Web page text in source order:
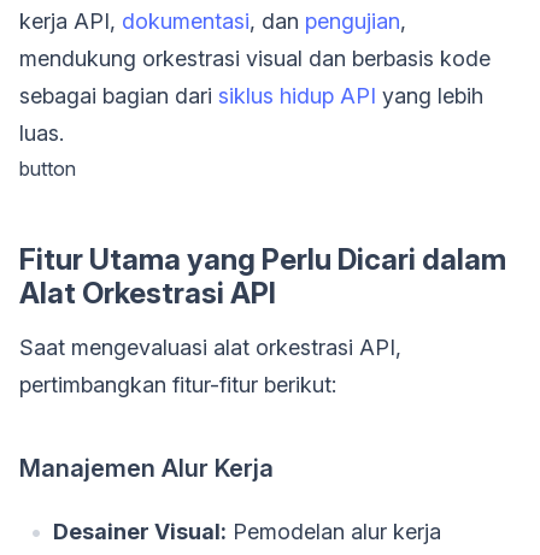
kerja API, dokumentasi, dan pengujian,
mendukung orkestrasi visual dan berbasis kode
sebagai bagian dari siklus hidup API yang lebih
luas.
button
Fitur Utama yang Perlu Dicari dalam
Alat Orkestrasi API
Saat mengevaluasi alat orkestrasi API,
pertimbangkan fitur-fitur berikut:
Manajemen Alur Kerja
Desainer Visual: Pemodelan alur kerja